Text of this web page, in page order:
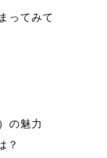
ってみて
の魅力
？